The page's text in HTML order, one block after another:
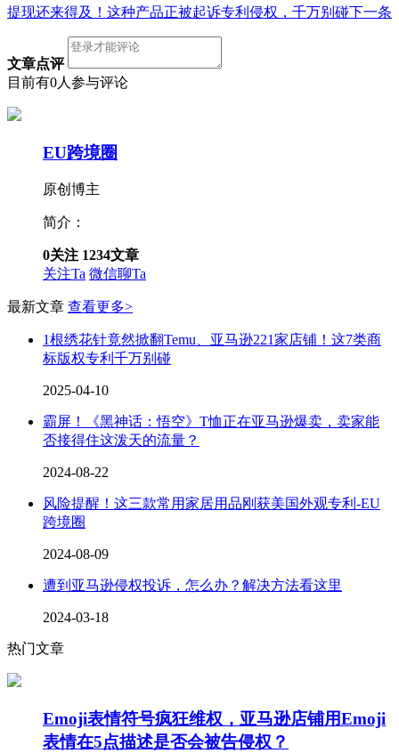
提现还来得及！这种产品正被起诉专利侵权，千万别碰下一条
文章点评
目前有0人参与评论
EU跨境圈
原创博主
简介：
0关注 1234文章
关注Ta 微信聊Ta
最新文章 查看更多>
1根绣花针竟然掀翻Temu、亚马逊221家店铺！这7类商
标版权专利千万别碰
2025-04-10
霸屏！《黑神话：悟空》T恤正在亚马逊爆卖，卖家能
否接得住这泼天的流量？
2024-08-22
风险提醒！这三款常用家居用品刚获美国外观专利-EU
跨境圈
2024-08-09
遭到亚马逊侵权投诉，怎么办？解决方法看这里
2024-03-18
热门文章
Emoji表情符号疯狂维权，亚马逊店铺用Emoji
表情在5点描述是否会被告侵权？